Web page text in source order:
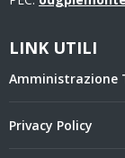
LINK UTILI
Amministrazione
Privacy Policy